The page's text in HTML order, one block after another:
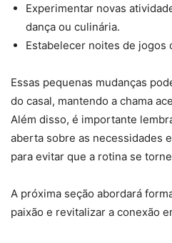
Experimentar novas
dança ou culinária.
Estabelecer noites de jogos
Essas pequenas mudanças
do casal, mantendo a chama
Além disso, é importante
aberta sobre as necessidades
para evitar que a rotina se
A próxima seção abordará
paixão e revitalizar a conexão